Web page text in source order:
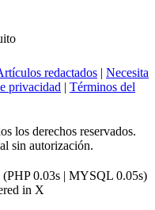
redactados | Necesita
privacidad | Términos del
los derechos reservados.
sin autorización.
0.03s | MYSQL 0.05s)
in X